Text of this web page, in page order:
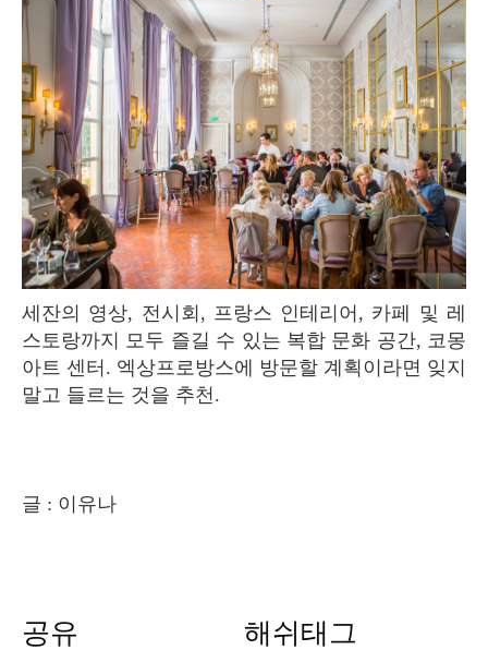
세잔의 영상, 전시회, 프랑스 인테리어, 카페 및 레
스토랑까지 모두 즐길 수 있는 복합 문화 공간, 코몽
아트 센터. 엑상프로방스에 방문할 계획이라면 잊지
말고 들르는 것을 추천.
글 : 이유나
공유 해쉬태그